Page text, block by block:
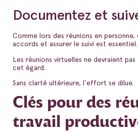
Documentez et
Comme lors des réunions en
accords et assurer le suivi est essentiel.
Les réunions virtuelles ne devraient
cet égard.
Sans clarté ultérieure, l'effort se dilue.
Clés pour des
travail